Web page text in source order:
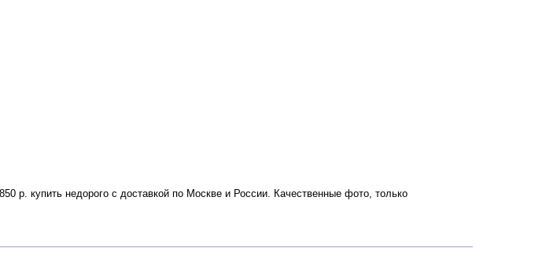
р. купить недорого с доставкой по Москве и России. Качественные фото, только